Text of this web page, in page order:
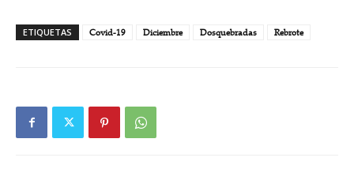
ETIQUETAS Covid-19 Diciembre Dosquebradas Rebrote